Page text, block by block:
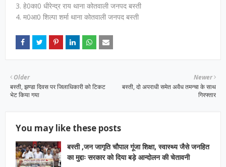
3. हे0का0 धीरेन्द्र राय थाना कोतवाली जनपद बस्ती
4. म0आ0 शिल्पा शर्मा थाना कोतवाली जनपद बस्ती
Newer
बस्ती, दो अपराधी समेत अवैध तमन्चा के साथ
गिरफ्तार
Older
बस्ती, झण्डा दिवस पर जिलाधिकारी को टिकट
भेट किया गया
You may like these posts
बस्ती ,जन जागृति चौपाल गूंजा शिक्षा, स्वास्थ्य जैसे जनहित
का मुद्दाः सरकार को दिया बड़े आन्दोलन की चेतावनी